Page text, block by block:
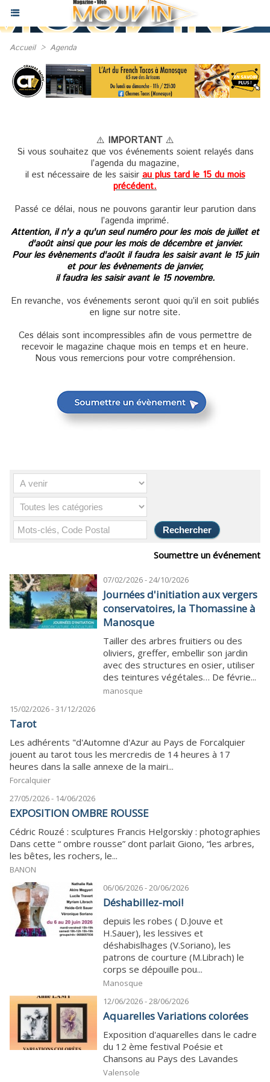
Accueil > Agenda
⚠️ IMPORTANT⚠️
Si vous souhaitez que vos événements soient relayés dans
l’agenda du magazine,
il est nécessaire de les saisir au plus tard le 15 du mois
précédent.
Passé ce délai, nous ne pouvons garantir leur parution dans
l’agenda imprimé.
Attention, il n'y a qu'un seul numéro pour les mois de juillet et
d'août ainsi que pour les mois de décembre et janvier.
Pour les évènements d'août il faudra les saisir avant le 15 juin
et pour les évènements de janvier,
il faudra les saisir avant le 15 novembre.
En revanche, vos événements seront quoi qu’il en soit publiés
en ligne sur notre site.
Ces délais sont incompressibles afin de vous permettre de
recevoir le magazine chaque mois en temps et en heure.
Nous vous remercions pour votre compréhension.
Soumettre un événement
07/02/2026 - 24/10/2026
Journées d'initiation aux vergers
conservatoires, la Thomassine à
Manosque
Tailler des arbres fruitiers ou des
oliviers, greffer, embellir son jardin
avec des structures en osier, utiliser
des teintures végétales… De févrie...
manosque
15/02/2026 - 31/12/2026
Tarot
Les adhérents "d'Automne d'Azur au Pays de Forcalquier
jouent au tarot tous les mercredis de 14 heures à 17
heures dans la salle annexe de la mairi...
Forcalquier
27/05/2026 - 14/06/2026
EXPOSITION OMBRE ROUSSE
Cédric Rouzé : sculptures Francis Helgorskiy : photographies
Dans cette “ ombre rousse” dont parlait Giono, “les arbres,
les bêtes, les rochers, le...
BANON
06/06/2026 - 20/06/2026
Déshabillez-moi!
depuis les robes ( D.Jouve et
H.Sauer), les lessives et
déshabislhages (V.Soriano), les
patrons de courture (M.Librach) le
corps se dépouille pou...
Manosque
12/06/2026 - 28/06/2026
Aquarelles Variations colorées
Exposition d'aquarelles dans le cadre
du 12 ème festival Poésie et
Chansons au Pays des Lavandes
Valensole